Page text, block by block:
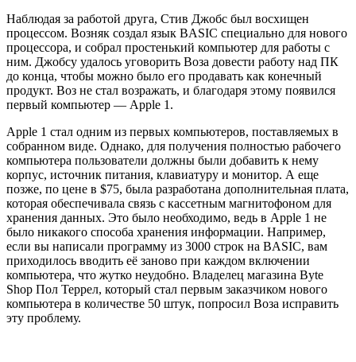
Наблюдая за работой друга, Стив Джобс был восхищен
процессом. Возняк создал язык BASIC специально для нового
процессора, и собрал простенький компьютер для работы с
ним. Джобсу удалось уговорить Воза довести работу над ПК
до конца, чтобы можно было его продавать как конечный
продукт. Воз не стал возражать, и благодаря этому появился
первый компьютер — Apple 1.
Apple 1 стал одним из первых компьютеров, поставляемых в
собранном виде. Однако, для получения полностью рабочего
компьютера пользователи должны были добавить к нему
корпус, источник питания, клавиатуру и монитор. А еще
позже, по цене в $75, была разработана дополнительная плата,
которая обеспечивала связь с кассетным магнитофоном для
хранения данных. Это было необходимо, ведь в Apple 1 не
было никакого способа хранения информации. Например,
если вы написали программу из 3000 строк на BASIC, вам
приходилось вводить её заново при каждом включении
компьютера, что жутко неудобно. Владелец магазина Byte
Shop Пол Террел, который стал первым заказчиком нового
компьютера в количестве 50 штук, попросил Воза исправить
эту проблему.